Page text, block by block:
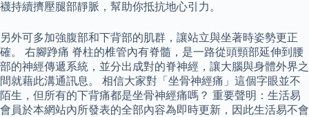
襪持續擠壓腿部靜脈，幫助你抵抗地心引力。
另外可多加強腹部和下背部的肌群，讓站立與坐著時姿勢更正
確。 右腳踭痛 脊柱的椎管內有脊髓，是一路從頭頸部延伸到腰
部的神經傳遞系統，並分出成對的脊神經，讓大腦與身體外界之
間就藉此溝通訊息。 相信大家對「坐骨神經痛」這個字眼並不
陌生，但所有的下背痛都是坐骨神經痛嗎？ 重要聲明：生活易
會員於本網站內所發表的全部內容為即時更新，因此生活易不會